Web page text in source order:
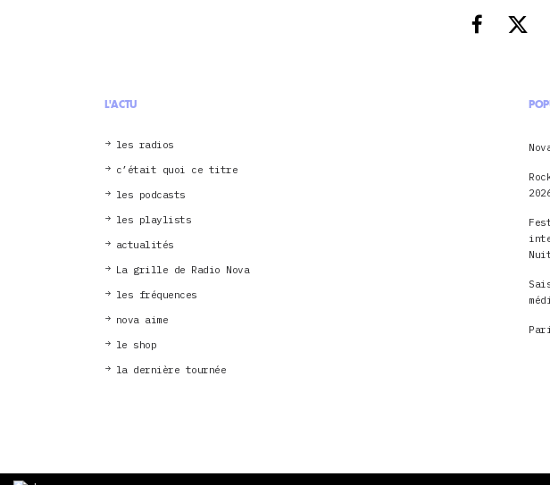
L'ACTU
les radios
c’était quoi ce titre
les podcasts
les playlists
actualités
La grille de Radio Nova
les fréquences
nova aime
le shop
la dernière tournée